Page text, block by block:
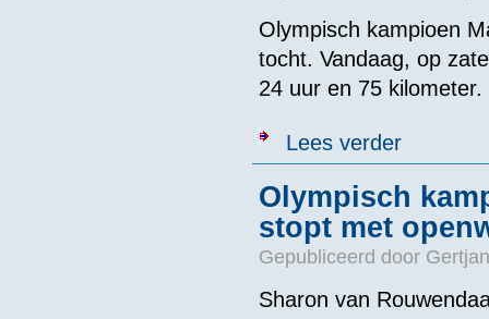
Olympisch kampioen
tocht. Vandaag, op
24 uur en 75 kilometer.
Lees verderover Van der
Olympisch
stopt met
Gepubliceerd door
Sharon van